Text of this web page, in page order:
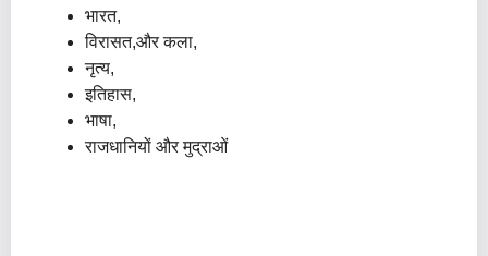
भारत,
विरासत,और कला,
नृत्य,
इतिहास,
भाषा,
राजधानियों और मुद्राओं